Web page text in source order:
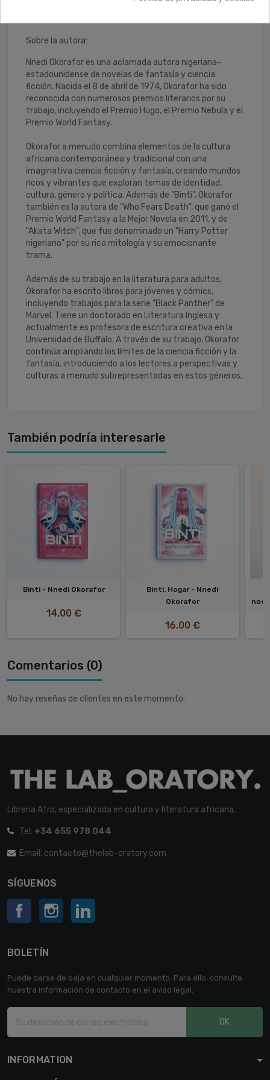
Sobre la autora:
Nnedi Okorafor es una aclamada autora nigeriana-
estadounidense de novelas de fantasía y ciencia
ficción. Nacida el 8 de abril de 1974, Okorafor ha sido
reconocida con numerosos premios literarios por su
trabajo, incluyendo el Premio Hugo, el Premio Nebula y el
Premio World Fantasy.
Okorafor a menudo combina elementos de la cultura
africana contemporánea y tradicional con una
imaginativa ciencia ficción y fantasía, creando mundos
ricos y vibrantes que exploran temas de identidad,
cultura, género y política. Además de "Binti", Okorafor
también es la autora de "Who Fears Death", que ganó el
Premio World Fantasy a la Mejor Novela en 2011, y de
"Akata Witch", que fue denominado un "Harry Potter
nigeriano" por su rica mitología y su emocionante
trama.
Además de su trabajo en la literatura para adultos,
Okorafor ha escrito libros para jóvenes y cómics,
incluyendo trabajos para la serie "Black Panther" de
Marvel. Tiene un doctorado en Literatura Inglesa y
actualmente es profesora de escritura creativa en la
Universidad de Buffalo. A través de su trabajo, Okorafor
continúa ampliando los límites de la ciencia ficción y la
fantasía, introduciendo a los lectores a perspectivas y
culturas a menudo subrepresentadas en estos géneros.
También podría interesarle
Binti - Nnedi Okorafor
14,00 €
Binti. Hogar - Nnedi
Okorafor
16,00 €
Comentarios (0)
No hay reseñas de clientes en este momento.
Librería Afro, especializada en cultura y literatura africana.
Tel: +34 655 978 044
Email: contacto@thelab-oratory.com
SÍGUENOS
Facebook Instagram
BOLETÍN
Puede darse de baja en cualquier momento. Para ello, consulte
nuestra información de contacto en el aviso legal.
OK
INFORMATION